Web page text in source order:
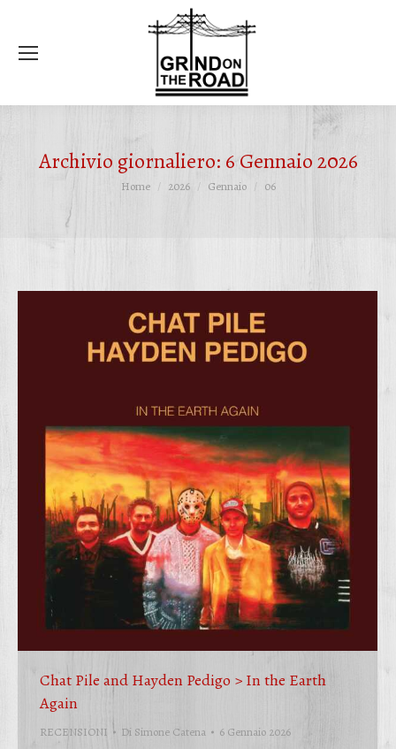
Archivio giornaliero: 6 Gennaio 2026
Tu sei qui:
Home 2026 Gennaio 06
Chat Pile and Hayden Pedigo > In the Earth
Again
RECENSIONI Di Simone Catena 6 Gennaio 2026